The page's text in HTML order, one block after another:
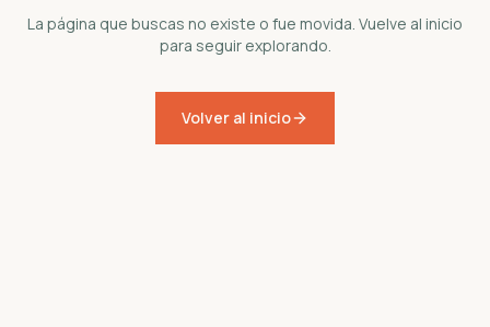
La página que buscas no existe o fue movida. Vuelve al inicio
para seguir explorando.
Volver al inicio